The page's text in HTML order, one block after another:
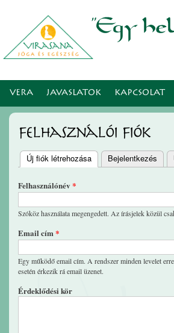
VERA JAVASLATOK KAPCSOLAT
Felhasználói fiók
Elsődleges fülek
Új fiók létrehozása (aktív fül)
Bejelentkezés
Felhasználónév *
Szóköz használata megengedett. Az írásjelek közül
Email cím*
Egy működő email cím. A rendszer minden levelet
esetén érkezik rá email üzenet.
Érdeklődési kör